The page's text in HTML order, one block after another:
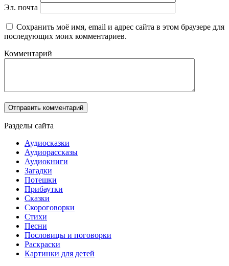
Эл. почта
Сохранить моё имя, email и адрес сайта в этом браузере для
последующих моих комментариев.
Комментарий
Разделы сайта
Аудиосказки
Аудиорассказы
Аудиокниги
Загадки
Потешки
Прибаутки
Сказки
Скороговорки
Стихи
Песни
Пословицы и поговорки
Раскраски
Картинки для детей